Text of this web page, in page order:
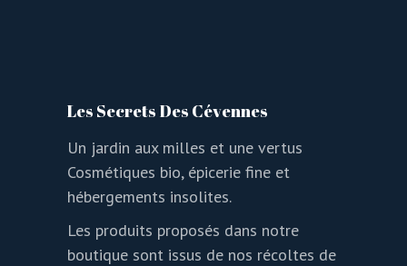
Les Secrets Des Cévennes
Un jardin aux milles et une vertus
Cosmétiques bio, épicerie fine et
hébergements insolites.
Les produits proposés dans notre
boutique sont issus de nos récoltes de